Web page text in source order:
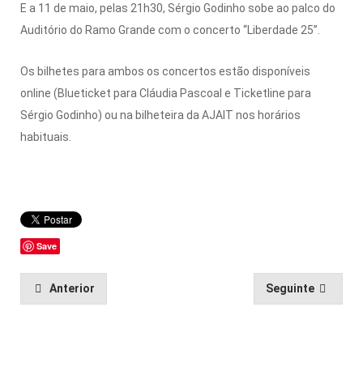
E a 11 de maio, pelas 21h30, Sérgio Godinho sobe ao palco do
Auditório do Ramo Grande com o concerto “Liberdade 25”.
Os bilhetes para ambos os concertos estão disponíveis
online (Blueticket para Cláudia Pascoal e Ticketline para
Sérgio Godinho) ou na bilheteira da AJAIT nos horários
habituais.
Save
Anterior Seguinte